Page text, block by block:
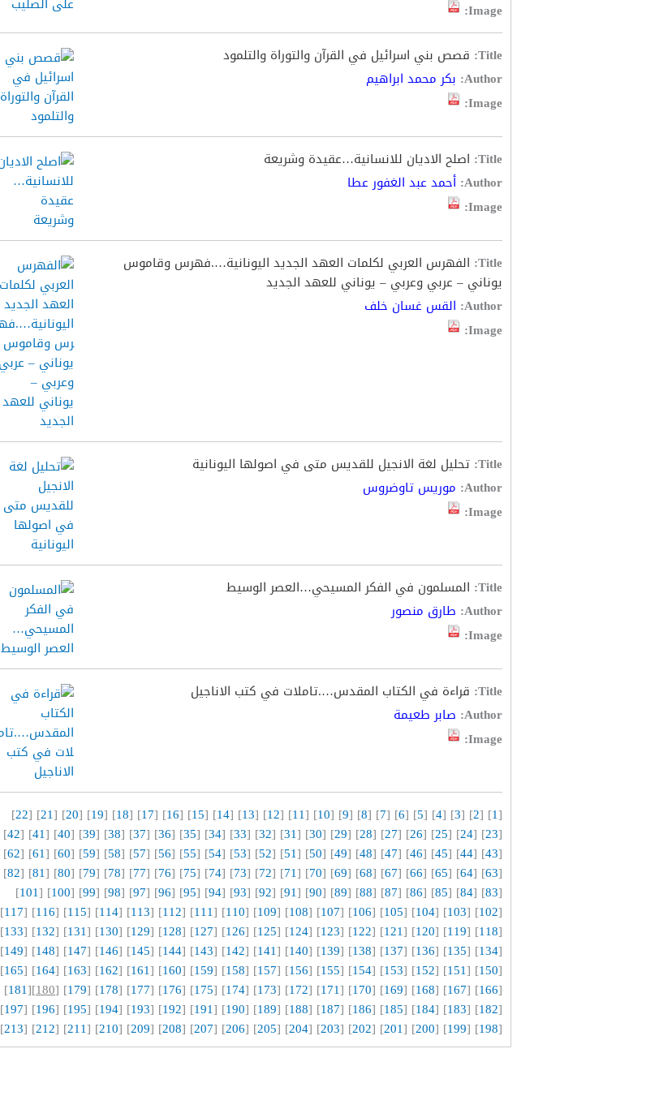
Image:
Title: قصص بني اسرائيل في القرآن والتوراة والتلمود
Author: بكر محمد ابراهيم
Image:
Title: اصلح الاديان للانسانية…عقيدة وشريعة
Author: أحمد عبد الغفور عطا
Image:
Title: الفهرس العربي لكلمات العهد الجديد اليونانية….فهرس وقاموس
يوناني – عربي وعربي – يوناني للعهد الجديد
Author: القس غسان خلف
Image:
Title: تحليل لغة الانجيل للقديس متى في اصولها اليونانية
Author: موريس تاوضروس
Image:
Title: المسلمون في الفكر المسيحي…العصر الوسيط
Author: طارق منصور
Image:
Title: قراءة في الكتاب المقدس….تاملات في كتب الاناجيل
Author: صابر طعيمة
Image:
[
1
] [
2
] [
3
] [
4
] [
5
] [
6
] [
7
] [
8
] [
9
] [
10
] [
11
] [
12
] [
13
] [
14
] [
15
] [
16
] [
17
] [
18
] [
19
] [
20
] [
21
] [
22
]
[
23
] [
24
] [
25
] [
26
] [
27
] [
28
] [
29
] [
30
] [
31
] [
32
] [
33
] [
34
] [
35
] [
36
] [
37
] [
38
] [
39
] [
40
] [
41
] [
42
]
[
43
] [
44
] [
45
] [
46
] [
47
] [
48
] [
49
] [
50
] [
51
] [
52
] [
53
] [
54
] [
55
] [
56
] [
57
] [
58
] [
59
] [
60
] [
61
] [
62
]
[
63
] [
64
] [
65
] [
66
] [
67
] [
68
] [
69
] [
70
] [
71
] [
72
] [
73
] [
74
] [
75
] [
76
] [
77
] [
78
] [
79
] [
80
] [
81
] [
82
]
[
83
] [
84
] [
85
] [
86
] [
87
] [
88
] [
89
] [
90
] [
91
] [
92
] [
93
] [
94
] [
95
] [
96
] [
97
] [
98
] [
99
] [
100
] [
101
]
[
102
] [
103
] [
104
] [
105
] [
106
] [
107
] [
108
] [
109
] [
110
] [
111
] [
112
] [
113
] [
114
] [
115
] [
116
] [
117
]
[
118
] [
119
] [
120
] [
121
] [
122
] [
123
] [
124
] [
125
] [
126
] [
127
] [
128
] [
129
] [
130
] [
131
] [
132
] [
133
]
[
134
] [
135
] [
136
] [
137
] [
138
] [
139
] [
140
] [
141
] [
142
] [
143
] [
144
] [
145
] [
146
] [
147
] [
148
] [
149
]
[
150
] [
151
] [
152
] [
153
] [
154
] [
155
] [
156
] [
157
] [
158
] [
159
] [
160
] [
161
] [
162
] [
163
] [
164
] [
165
]
[
166
] [
167
] [
168
] [
169
] [
170
] [
171
] [
172
] [
173
] [
174
] [
175
] [
176
] [
177
] [
178
] [
179
] [
180
][
181
]
[
182
] [
183
] [
184
] [
185
] [
186
] [
187
] [
188
] [
189
] [
190
] [
191
] [
192
] [
193
] [
194
] [
195
] [
196
] [
197
]
[
198
] [
199
] [
200
] [
201
] [
202
] [
203
] [
204
] [
205
] [
206
] [
207
] [
208
] [
209
] [
210
] [
211
] [
212
] [
213
]